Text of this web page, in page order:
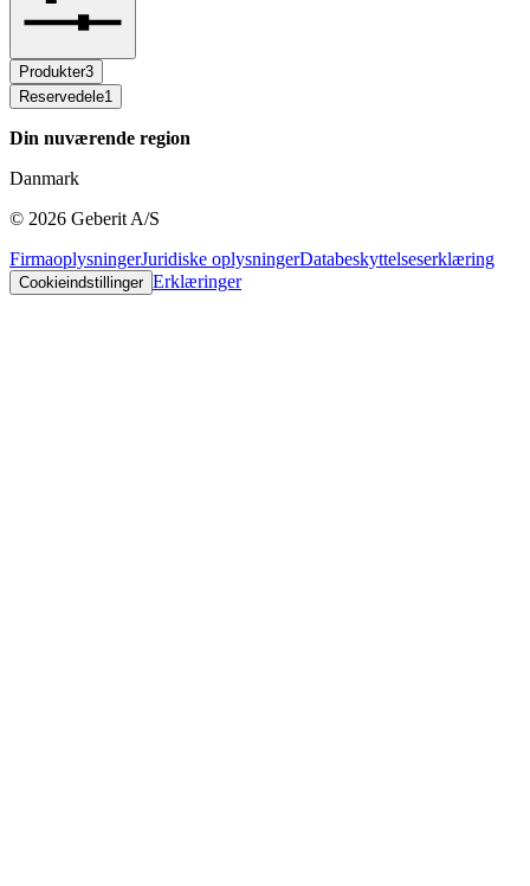
Produkter3
Reservedele1
Din nuværende region
Danmark
© 2026 Geberit A/S
FirmaoplysningerJuridiske oplysningerDatabeskyttelseserklæring
Cookieindstillinger Erklæringer